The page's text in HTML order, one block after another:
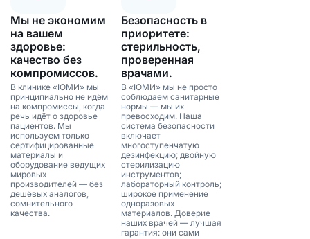
Мы не экономим
на вашем
здоровье:
качество без
компромиссов.
В клинике «ЮМИ» мы
принципиально не идём
на компромиссы, когда
речь идёт о здоровье
пациентов. Мы
используем только
сертифицированные
материалы и
оборудование ведущих
мировых
производителей — без
дешёвых аналогов,
сомнительного
качества.
Безопасность в
приоритете:
стерильность,
проверенная
врачами.
В «ЮМИ» мы не просто
соблюдаем санитарные
нормы — мы их
превосходим. Наша
система безопасности
включает
многоступенчатую
дезинфекцию; двойную
стерилизацию
инструментов;
лабораторный контроль;
широкое применение
одноразовых
материалов. Доверие
наших врачей — лучшая
гарантия: они сами